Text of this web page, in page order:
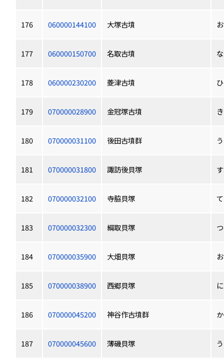
176 060000144100 大塚古墳
177 060000150700 名取古墳
178 060000230200 菱津古墳
179 070000028900 金冠塚古墳
180 070000031100 後田古墳群
181 070000031800 諏訪後貝塚
182 070000032100 寺脇貝塚
183 070000032300 綱取貝塚
184 070000035900 大畑貝塚
185 070000038900 西郷貝塚
186 070000045200 神谷作古墳群
187 070000045600 薄磯貝塚